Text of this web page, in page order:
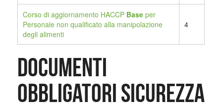
Corso di aggiornamento HACCP Base per
Personale non qualificato alla manipolazione
degli alimenti
4
Documenti
obbligatori Sicurezza